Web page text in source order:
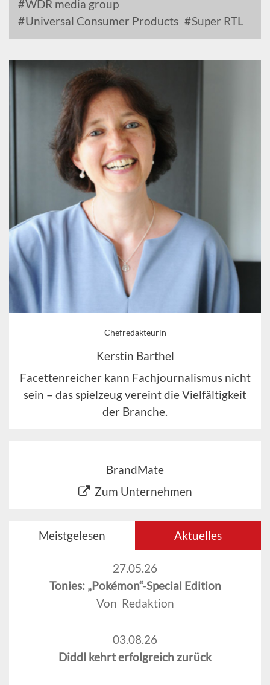
WDR media group
Universal Consumer Products
Super RTL
Chefredakteurin
Kerstin Barthel
Facettenreicher kann Fachjournalismus nicht
sein – das spielzeug vereint die Vielfältigkeit
der Branche.
BrandMate
Zum Unternehmen
Meistgelesen Aktuelles
27.05.26
Tonies: „Pokémon“-Special Edition
Von Redaktion
03.08.26
Diddl kehrt erfolgreich zurück